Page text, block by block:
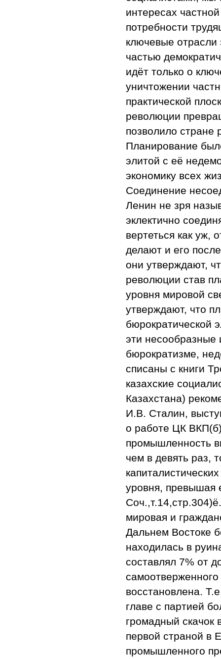
интересах
потребности
ключевые отрасли
частью
идёт только о
уничтожении
практической
революции
позволило стране
Планирование
элитой с её
экономику всех
Соединение
Ленин не зря
эклектично
вертеться как уж,
делают и его
они утверждают,
революции став
уровня мировой
утверждают, что
бюрократической
эти
бюрократизме,
списаны с книги
казахские
Казахстана)
И.В. Сталин,
о работе ЦК
промышленность
чем в девять раз,
уровня, превышая
мировая и
Дальнем Востоке
находилась в
составлял 7% от
восстановлена.
главе с партией
громадный скачок
первой страной в
промышленного